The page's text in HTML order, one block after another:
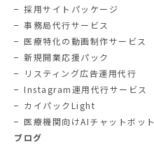
採用サイトパッケージ
事務局代行サービス
医療特化の動画制作サービス
新規開業応援パック
リスティング広告運用代行
Instagram運用代行サービス
カイパックLight
医療機関向けAIチャットボット
ブログ